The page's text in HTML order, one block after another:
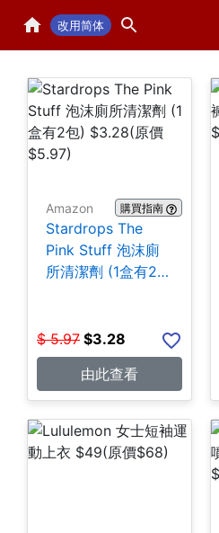
改用简体
Amazon 購買指南
Stardrops The
Pink Stuff 泡沫廁
所清潔劑 (1盒有2
$ 5.97 $3.28
由此查看